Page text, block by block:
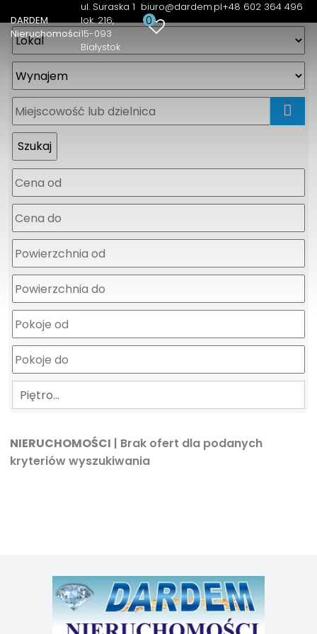
DARDEM
Nieruchomości
ul. Suraska 1
lok. 216
15-093
Białystok
biuro@dardem.pl+48 602 364 496
0
Piętro…
NIERUCHOMOŚCI | Brak ofert dla podanych
kryteriów wyszukiwania